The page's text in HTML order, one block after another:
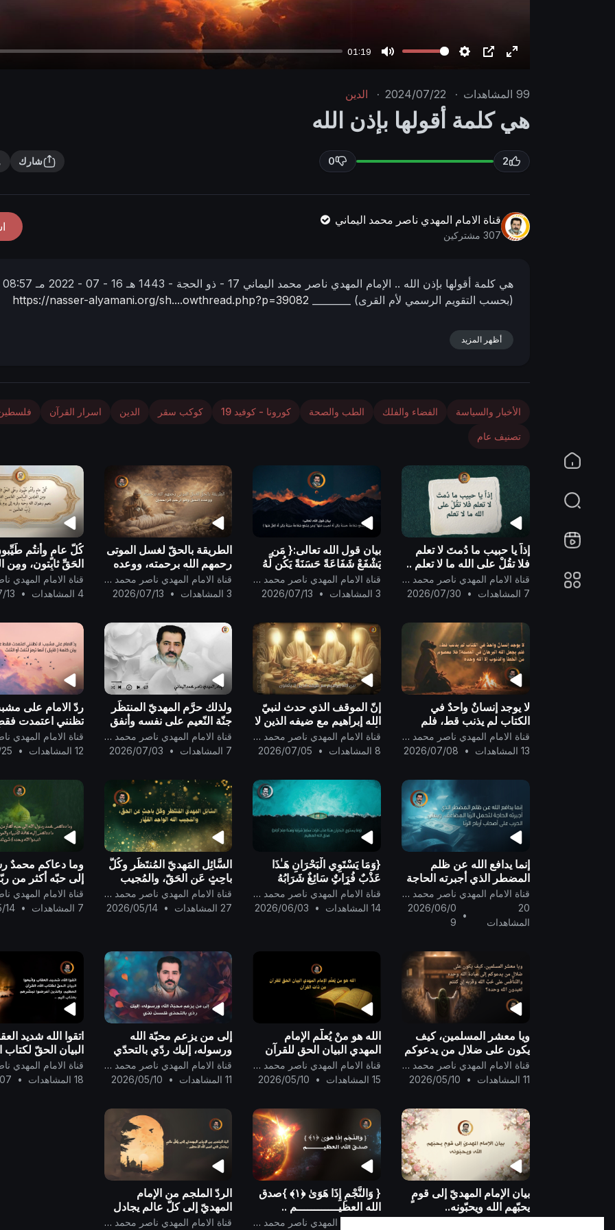
01:19
e
t
n
s
e
f
l
l
s
e
99 المشاهدات ·
2024/07/22
· الدين
هي كلمة أقولها بإذن الله
2
0 شارك
قناة الامام المهدي ناصر محمد اليماني
307 مشتركين
هي كلمة أقولها بإذن الله .. الإمام المهدي ناصر محمد اليماني 17 - ذو الحجة - 1443 هـ 16 - 07 - 2022 مـ
08:57 صباحًا
(بحسب التقويم الرسمي لأم القرى)
https://nasser-alyamani.org/sh....owthread.php?p=39082
أظهر المزيد
الأخبار والسياسة الفضاء والفلك الطب والصحة كورونا - كوفيد 19 كوكب سقر الدين اسرار القرآن
تصنيف عام
إذاً يا حبيب ما دُمتَ لا تعلم
فلا تقُلْ على الله ما لا تعلم ..
قناة الامام المهدي ناصر محمد اليماني
7 المشاهدات
•
2026/07/30
بيان قول الله تعالى:{ مَن
يَشْفَعْ شَفَاعَةً حَسَنَةً يَكُن لَّهُ
نَصِيبٌ مِّنْهَا ۖ وَمَن يَشْفَعْ
شَفَاعَةً سَيِّئَةً يَكُن لَّهُ كِفْلٌ م
قناة الامام المهدي ناصر محمد اليماني
3 المشاهدات
•
2026/07/13
الطريقة بالحقّ لغسل الموتى
رحمهم الله برحمته، ووعده
الحقّ وهو أرحم الراحمين .. قناة الامام المهدي ناصر محمد اليماني
3 المشاهدات
•
2026/07/13
كُلّ عامٍ وأنتُم
الحَقِّ ثابِتون، ومِن
السَّالِمين الغَانِمين
بنعيم رضوان الله
4 المشاهدات
•
13
لا يوجد إنسانٌ واحدٌ في
الكتاب لم يذنب قط، فلم
يجعل الله البرهانَ في
العصمة! فلا معصوم من
قناة الامام المهدي ناصر محمد اليماني
13 المشاهدات
•
2026/07/08
إنّ الموقف الذي حدث لنبيّ
الله إبراهيم مع ضيفه الذين لا
يأكلون شبيهٌ بمواقف الكاميرا
الخفيّة..
قناة الامام المهدي ناصر محمد اليماني
8 المشاهدات
•
2026/07/05
ولذلك حرَّم المهديّ المنتظَر
جنّة النّعيم على نفسه وأنفق
درجته فيها لجدّه محمد
رسول الله..
قناة الامام المهدي ناصر محمد اليماني
7 المشاهدات
•
2026/07/03
ردّ الامام على
تظنني اعتمدت
بيان كلمة { قَلِيْل }
لثلاث أو الثلث..
12 المشاهدات
•
إنما يدافع الله عن ظلم
المضطر الذي أجبرته الحاجة
لتحمل الرّبا المضاعف، ويعلن
الحرب على أصحاب أرباح
الرّبا ..
قناة الامام المهدي ناصر محمد اليماني
20
المشاهدات
•
2026/06/0
9
{وَمَا يَسْتَوِي الْبَحْرَانِ هَـٰذَا
عَذْبٌ فُرَاتٌ سَائِغٌ شَرَابُهُ
وَهَـٰذَا مِلْحٌ أُجَاجٌ} صدق الله
العظيم ..
قناة الامام المهدي ناصر محمد اليماني
14 المشاهدات
•
2026/06/03
السَّائِل المَهديّ المُنتَظَر وكُلُّ
باحِثٍ عَن الحَقّ، والمُجيب
الله الواحِد القَهَّار ..
قناة الامام المهدي ناصر محمد اليماني
27 المشاهدات
•
2026/05/14
وما دعاكم محمدٌ
إلى حبّه أكثر من
دعاكم إلى ما
كافة الأنبياء
7 المشاهدات
•
14
ويا معشر المسلمين، كيف
يكون على ضلالٍ من يدعوكم
إلى عبادة الله وحده
والتّنافس على حُبِّ الله
قناة الامام المهدي ناصر محمد اليماني
11 المشاهدات
•
2026/05/10
الله هو منْ يُعلّم الإمام
المهدي البيان الحق للقرآن
من ذات القرآن ..
قناة الامام المهدي ناصر محمد اليماني
15 المشاهدات
•
2026/05/10
إلى من يزعم محبّة الله
ورسوله، إليك ردّي بالتحدّي
فلستَ نِدّي ..
قناة الامام المهدي ناصر محمد اليماني
11 المشاهدات
•
2026/05/10
اتقوا الله شديد
البيان الحقّ لكتاب
القرآن العظيم،
أعرضوا نبشّرهم
18 المشاهدات
•
بيان الإمام المهديّ إلى قومٍ
يحبّهم الله ويحبّونه..
{ وَالنَّجْمِ إِذَا هَوَىٰ ﴿١﴾ }صدق
الله العظيــــــــــــم ..
قناة الامام المهدي ناصر محمد اليماني
الردّ الملجم من الإمام
المهديّ إلى كلّ عالمٍ يجادل
في اسم الله الأعظم ..
قناة الامام المهدي ناصر محمد اليماني